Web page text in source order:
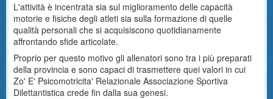
L'attività è incentrata sia sul miglioramento delle capacità
motorie e fisiche degli atleti sia sulla formazione di quelle
qualità personali che si acquisiscono quotidianamente
affrontando sfide articolate.
Proprio per questo motivo gli allenatori sono tra i più preparati
della provincia e sono capaci di trasmettere quei valori in cui
Zo' E' Psicomotricita' Relazionale Associazione Sportiva
Dilettantistica crede fin dalla sua genesi.